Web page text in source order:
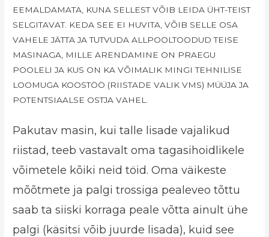
EEMALDAMATA, KUNA SELLEST VÕIB LEIDA ÜHT-TEIST
SELGITAVAT. KEDA SEE EI HUVITA, VÕIB SELLE OSA
VAHELE JÄTTA JA TUTVUDA ALLPOOLTOODUD TEISE
MASINAGA, MILLE ARENDAMINE ON PRAEGU
POOLELI JA KUS ON KA VÕIMALIK MINGI TEHNILISE
LOOMUGA KOOSTÖÖ (RIISTADE VALIK VMS) MÜÜJA JA
POTENTSIAALSE OSTJA VAHEL.
Pakutav masin, kui talle lisade vajalikud
riistad, teeb vastavalt oma tagasihoidlikele
võimetele kõiki neid töid. Oma väikeste
mõõtmete ja palgi trossiga pealeveo tõttu
saab ta siiski korraga peale võtta ainult ühe
palgi (käsitsi võib juurde lisada), kuid see